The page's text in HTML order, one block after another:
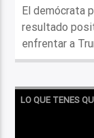
El demócrata
resultado
enfrentar a
LO QUE TENES